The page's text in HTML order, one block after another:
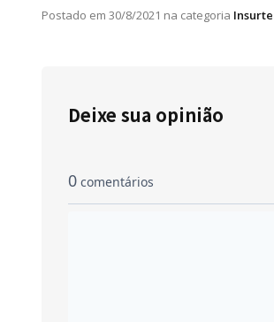
Postado em 30/8/2021 na categoria
Deixe sua opinião